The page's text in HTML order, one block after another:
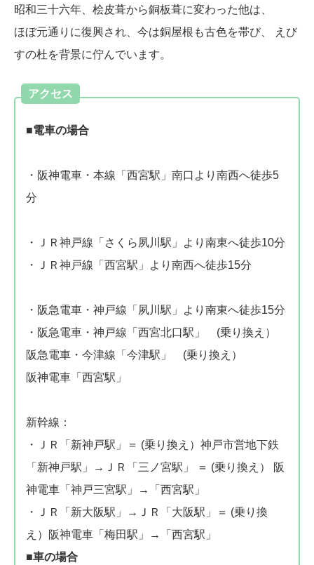
昭和三十六年、桧皮葺から銅板葺に変わった他は、
ほぼ元通りに復興され、今は銅屋根も古色を帯び、 えび
すの杜を背景に佇んでいます。
アクセス
■電車の場合
・阪神電車・本線「西宮駅」南口より南西へ徒歩5
分
・ＪＲ神戸線「さくら夙川駅」より南東へ徒歩10分
・ＪＲ神戸線「西宮駅」より南西へ徒歩15分
・阪急電車・神戸線「夙川駅」より南東へ徒歩15分
・阪急電車・神戸線「西宮北口駅」 (乗り換え）
阪急電車・今津線「今津駅」 (乗り換え）
阪神電車「西宮駅」
新幹線：
・ＪＲ「新神戸駅」＝ (乗り換え）神戸市営地下鉄
「新神戸駅」→ＪＲ「三ノ宮駅」 ＝ (乗り換え） 阪
神電車「神戸三宮駅」→「西宮駅」
・ＪＲ「新大阪駅」→ＪＲ「大阪駅」＝ (乗り換
え）阪神電車「梅田駅」→「西宮駅」
■車の場合